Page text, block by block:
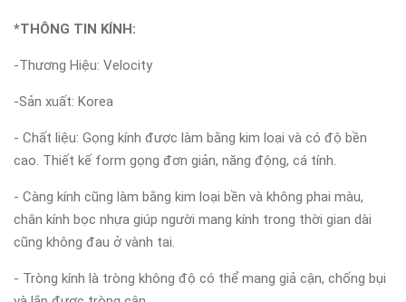
*THÔNG TIN KÍNH:
-Thương Hiệu: Velocity
-Sản xuất: Korea
- Chất liệu: Gọng kính được làm bằng kim loại và có độ bền
cao. Thiết kế form gọng đơn giản, năng động, cá tính.
- Càng kính cũng làm bằng kim loại bền và không phai màu,
chân kính bọc nhựa giúp người mang kính trong thời gian dài
cũng không đau ở vành tai.
- Tròng kính là tròng không độ có thể mang giả cận, chống bụi